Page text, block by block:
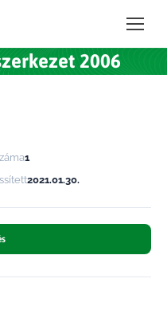
2006
1
2021.01.30.